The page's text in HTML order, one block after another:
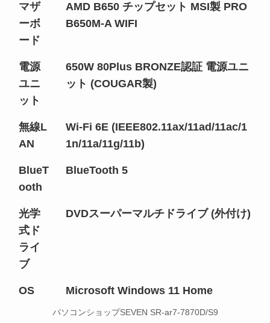
マザ
ーボ
ード
AMD B650 チップセット MSI製 PRO
B650M-A WIFI
電源
ユニ
ット
650W 80Plus BRONZE認証 電源ユニ
ット (COUGAR製)
無線L
AN
Wi-Fi 6E (IEEE802.11ax/11ad/11ac/1
1n/11a/11g/11b)
BlueT
ooth
BlueTooth 5
光学
式ド
ライ
ブ
DVDスーパーマルチドライブ (外付け)
OS Microsoft Windows 11 Home
パソコンショップSEVEN SR-ar7-7870D/S9